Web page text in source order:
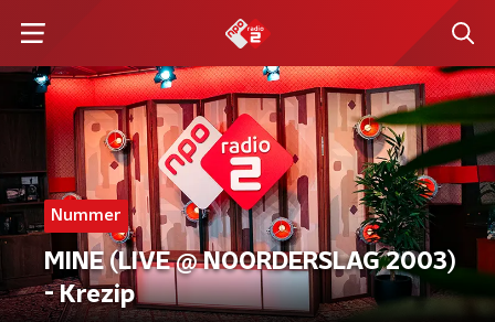
Nummer
MINE (LIVE @ NOORDERSLAG 2003)
- Krezip